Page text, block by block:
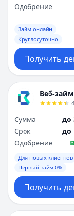
Одобрение
Займ онлайн
Круглосуточно
Получить
Веб-займ
Сумма
до
Срок
до
Одобрение
Для новых клиентов
Первый займ 0%
Получить